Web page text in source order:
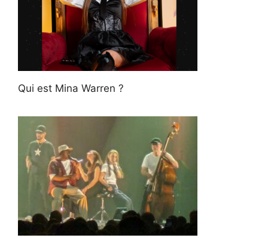
Qui est Mina Warren ?